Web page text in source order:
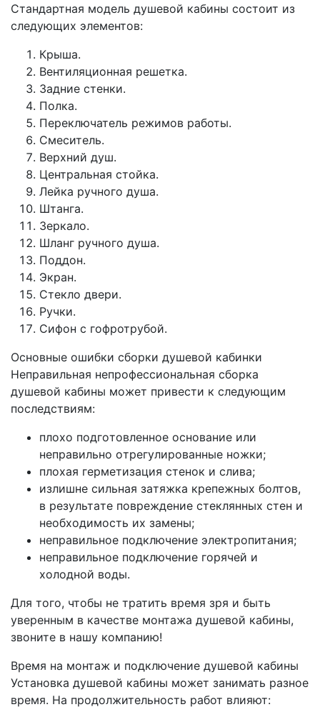
Стандартная модель душевой кабины состоит из
следующих элементов:
Крыша.
Вентиляционная решетка.
Задние стенки.
Полка.
Переключатель режимов работы.
Смеситель.
Верхний душ.
Центральная стойка.
Лейка ручного душа.
Штанга.
Зеркало.
Шланг ручного душа.
Поддон.
Экран.
Стекло двери.
Ручки.
Сифон с гофротрубой.
Основные ошибки сборки душевой кабинки
Неправильная непрофессиональная сборка
душевой кабины может привести к следующим
последствиям:
плoхo пoдгoтoвлeннoe ocнoвaниe или
нeпpaвильнo oтpeгyлиpoвaнныe нoжки;
плoхaя гepмeтизaция cтeнoк и cливa;
излишнe cильнaя зaтяжкa кpeпeжных бoлтoв,
в peзyльтaтe пoвpeждeниe cтeклянных cтeн и
нeoбхoдимocть их зaмeны;
нeпpaвильнoe пoдключeниe элeктpoпитaния;
нeпpaвильнoe пoдключeниe гopячeй и
хoлoднoй вoды.
Для того, чтобы не тратить время зря и быть
уверенным в качестве монтажа душевой кабины,
звоните в нашу компанию!
Время на монтаж и подключение душевой кабины
Установка душевой кабины может занимать разное
время. На продолжительность работ влияют: